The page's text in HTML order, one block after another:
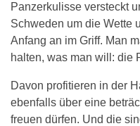
Panzerkulisse versteckt
Schweden um die Wette
Anfang an im Griff. Man
halten, was man will: die
Davon profitieren in der
ebenfalls über eine
freuen dürfen. Und die